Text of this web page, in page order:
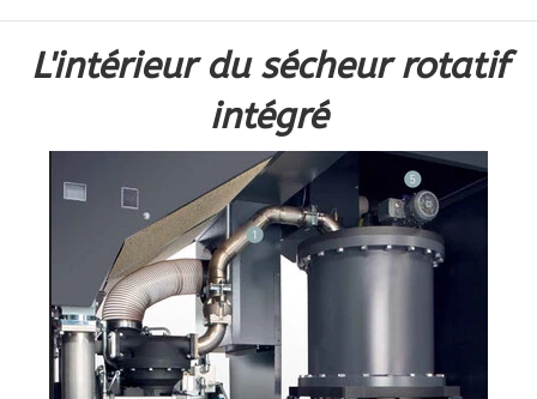
L'intérieur du sécheur rotatif
intégré